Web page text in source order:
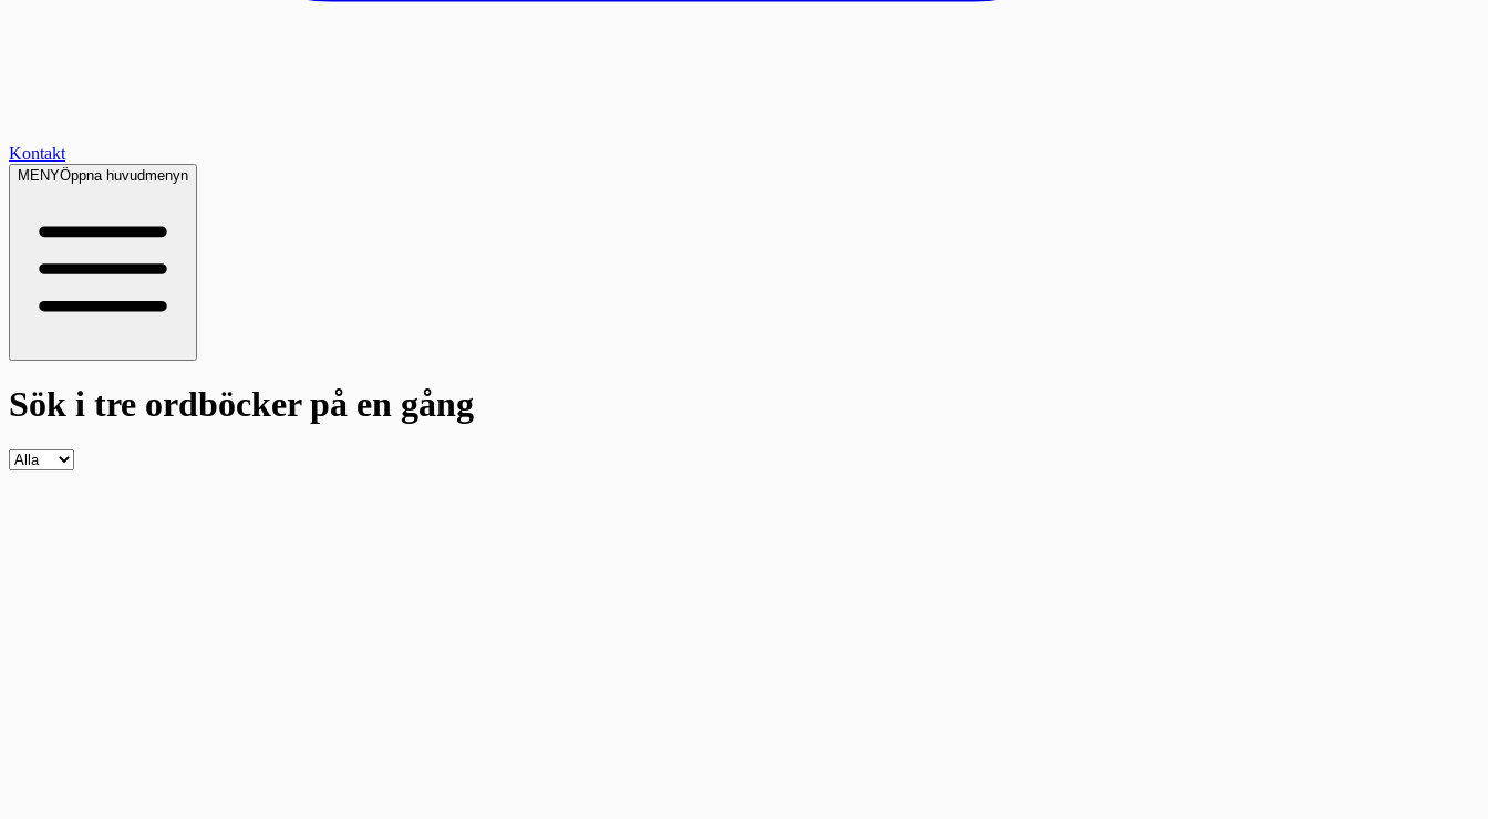
Kontakt
MENYÖppna huvudmenyn
Sök i tre ordböckerpå en gång